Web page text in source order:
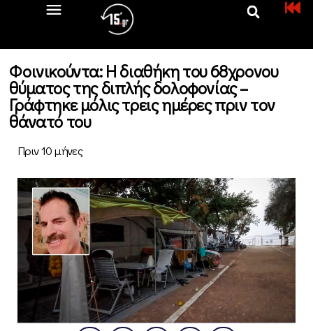
Φοινικούντα: Η διαθήκη του 68χρονου
θύματος της διπλής δολοφονίας –
Γράφτηκε μόλις τρεις ημέρες πριν τον
θάνατό του
Πριν 10 μήνες